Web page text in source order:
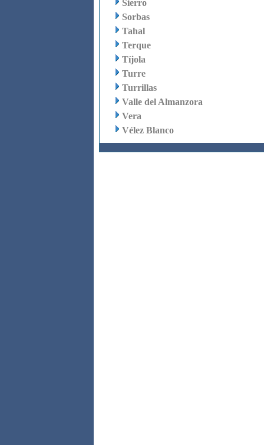
Sierro
Sorbas
Tahal
Terque
Tíjola
Turre
Turrillas
Valle del Almanzora
Vera
Vélez Blanco